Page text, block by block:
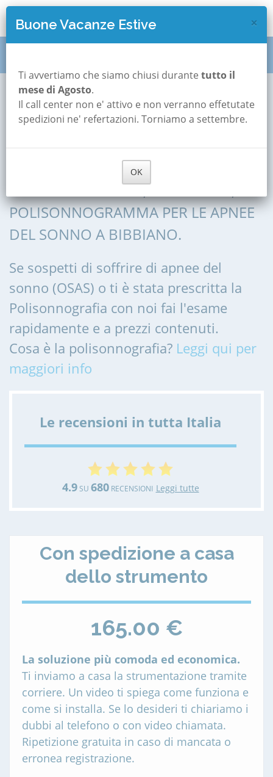
Bibbiano
Polisonnografia a
Bibbiano
POLISONNOGRAFIA, POLIGRAFIA,
POLISONNOGRAMMA PER LE APNEE
DEL SONNO A BIBBIANO.
Se sospetti di soffrire di apnee del
sonno (OSAS) o ti è stata prescritta la
Polisonnografia con noi fai l'esame
rapidamente e a prezzi contenuti.
Cosa è la polisonnografia? Leggi qui per
maggiori info
Le recensioni in tutta Italia
4.9SU 680RECENSIONI Leggi tutte
Con spedizione a casa
dello strumento
165.00 €
La soluzione più comoda ed economica.
Ti inviamo a casa la strumentazione tramite
corriere. Un video ti spiega come funziona e
come si installa. Se lo desideri ti chiariamo i
dubbi al telefono o con video chiamata.
Ripetizione gratuita in caso di mancata o
erronea registrazione.
×
Buone Vacanze Estive
Ti avvertiamo che siamo chiusi durante tutto il
mese di Agosto.
Il call center non e' attivo e non verranno effetutate
spedizioni ne' refertazioni. Torniamo a settembre.
OK